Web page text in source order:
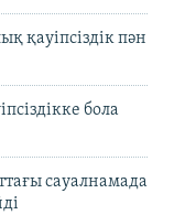
қауіпсіздік пән
бола
сауалнамада